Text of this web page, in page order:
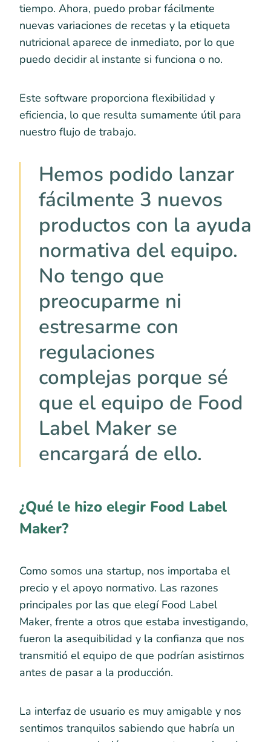
tiempo. Ahora, puedo probar fácilmente
nuevas variaciones de recetas y la etiqueta
nutricional aparece de inmediato, por lo que
puedo decidir al instante si funciona o no.
Este software proporciona flexibilidad y
eficiencia, lo que resulta sumamente útil para
nuestro flujo de trabajo.
Hemos podido lanzar
fácilmente 3 nuevos
productos con la ayuda
normativa del equipo.
No tengo que
preocuparme ni
estresarme con
regulaciones
complejas porque sé
que el equipo de Food
Label Maker se
encargará de ello.
¿Qué le hizo elegir Food Label
Maker?
Como somos una startup, nos importaba el
precio y el apoyo normativo. Las razones
principales por las que elegí Food Label
Maker, frente a otros que estaba investigando,
fueron la asequibilidad y la confianza que nos
transmitió el equipo de que podrían asistirnos
antes de pasar a la producción.
La interfaz de usuario es muy amigable y nos
sentimos tranquilos sabiendo que habría un